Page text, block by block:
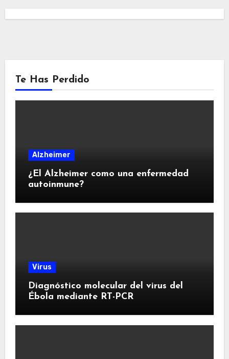
Te Has Perdido
Alzheimer
¿El Alzheimer como una enfermedad
autoinmune?
Virus
Diagnóstico molecular del virus del
Ébola mediante RT-PCR